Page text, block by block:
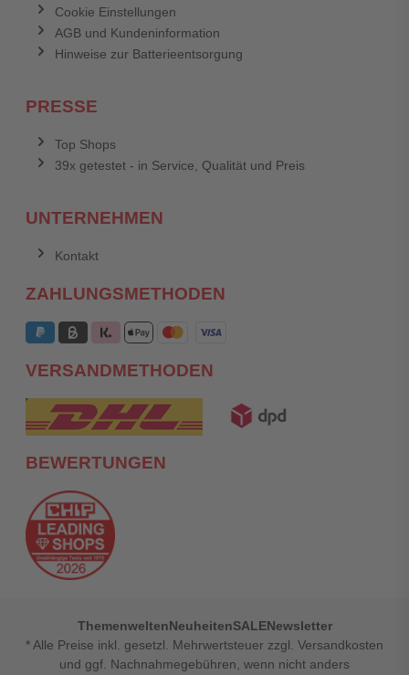
Cookie Einstellungen
AGB und Kundeninformation
Hinweise zur Batterieentsorgung
PRESSE
Top Shops
39x getestet - in Service, Qualität und Preis
UNTERNEHMEN
Kontakt
ZAHLUNGSMETHODEN
VERSANDMETHODEN
BEWERTUNGEN
ThemenweltenNeuheitenSALENewsletter
* Alle Preise inkl. gesetzl. Mehrwertsteuer zzgl. Versandkosten
und ggf. Nachnahmegebühren, wenn nicht anders